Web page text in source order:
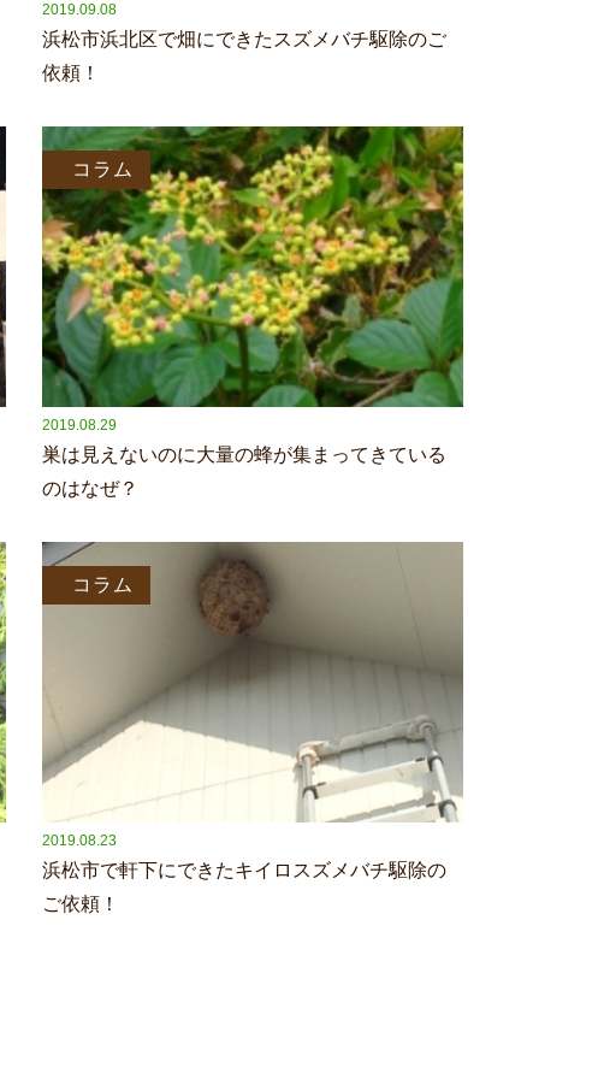
2019.09.08
浜松市浜北区で畑にできたスズメバチ駆除のご
依頼！
コラム
2019.08.29
巣は見えないのに大量の蜂が集まってきている
のはなぜ？
コラム
2019.08.23
浜松市で軒下にできたキイロスズメバチ駆除の
ご依頼！